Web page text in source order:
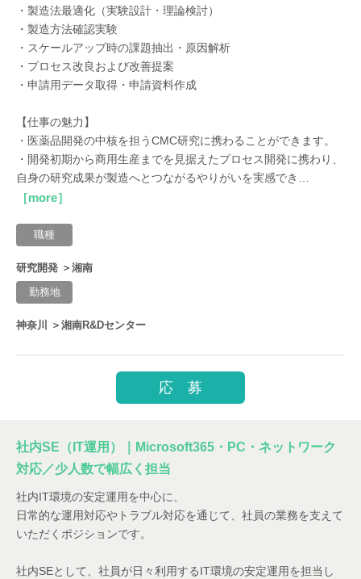
・製造法最適化（実験設計・理論検討）
・製造方法確認実験
・スケールアップ時の課題抽出・原因解析
・プロセス改良および改善提案
・申請用データ取得・申請資料作成
【仕事の魅力】
・医薬品開発の中核を担うCMC研究に携わることができます。
・開発初期から商用生産までを見据えたプロセス開発に携わり、
自身の研究成果が製造へとつながるやりがいを実感でき…
［more］
職種
研究開発 ＞湘南
勤務地
神奈川 ＞湘南R&Dセンター
応 募
社内SE（IT運用）｜Microsoft365・PC・ネットワーク
対応／少人数で幅広く担当
社内IT環境の安定運用を中心に、
日常的な運用対応やトラブル対応を通じて、社員の業務を支えて
いただくポジションです。
社内SEとして、社員が日々利用するIT環境の安定運用を担当し